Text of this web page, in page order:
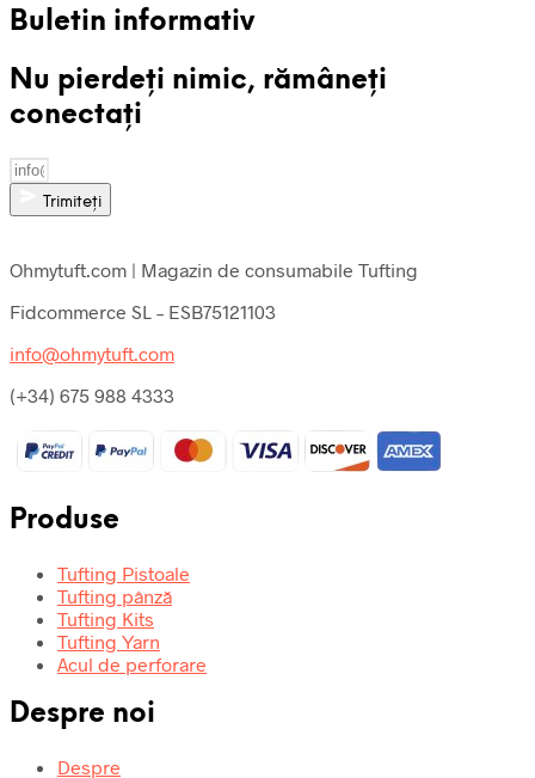
Buletin informativ
Nu pierdeți nimic, rămâneți
conectați
Trimiteți
Ohmytuft.com | Magazin de consumabile Tufting
Fidcommerce SL – ESB75121103
info@ohmytuft.com
(+34) 675 988 4333
Produse
Tufting Pistoale
Tufting pânză
Tufting Kits
Tufting Yarn
Acul de perforare
Despre noi
Despre